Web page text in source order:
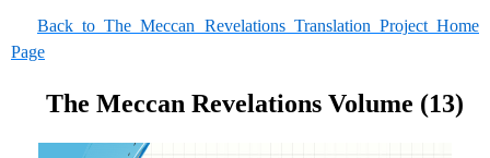
Back to The Meccan Revelations Translation Project Home
Page
The Meccan Revelations Volume (13)